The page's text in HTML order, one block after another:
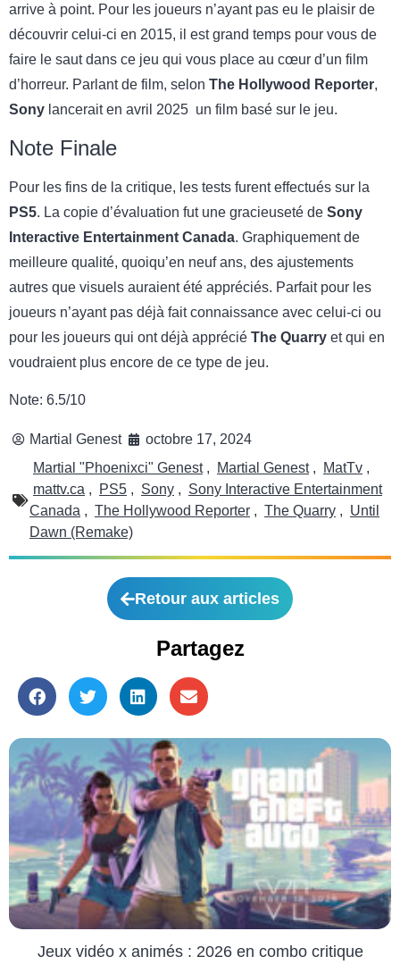
arrive à point. Pour les joueurs n’ayant pas eu le plaisir de
découvrir celui-ci en 2015, il est grand temps pour vous de
faire le saut dans ce jeu qui vous place au cœur d’un film
d’horreur. Parlant de film, selon The Hollywood Reporter,
Sony lancerait en avril 2025 un film basé sur le jeu.
Note Finale
Pour les fins de la critique, les tests furent effectués sur la
PS5. La copie d’évaluation fut une gracieuseté de Sony
Interactive Entertainment Canada. Graphiquement de
meilleure qualité, quoiqu’en neuf ans, des ajustements
autres que visuels auraient été appréciés. Parfait pour les
joueurs n’ayant pas déjà fait connaissance avec celui-ci ou
pour les joueurs qui ont déjà apprécié The Quarry et qui en
voudraient plus encore de ce type de jeu.
Note: 6.5/10
Martial Genest
octobre 17, 2024
Martial "Phoenixci" Genest , Martial Genest , MatTv ,
mattv.ca , PS5 , Sony , Sony Interactive Entertainment
Canada , The Hollywood Reporter , The Quarry , Until
Dawn (Remake)
Retour aux articles
Partagez
Jeux vidéo x animés : 2026 en combo critique